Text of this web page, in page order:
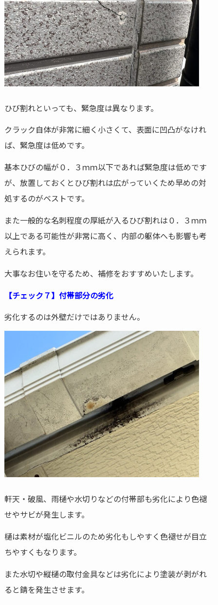
ひび割れといっても、緊急度は異なります。
クラック自体が非常に細く小さくて、表面に凹凸がなけれ
ば、緊急度は低めです。
基本ひびの幅が０．３ｍｍ以下であれば緊急度は低めです
が、放置しておくとひび割れは広がっていくため早めの対
処するのがベストです。
また一般的な名刺程度の厚紙が入るひび割れは０．３ｍｍ
以上である可能性が非常に高く、内部の躯体へも影響も考
えられます。
大事なお住いを守るため、補修をおすすめいたします。
【チェック７】付帯部分の劣化
劣化するのは外壁だけではありません。
軒天・破風、雨樋や水切りなどの付帯部も劣化により色褪
せやサビが発生します。
樋は素材が塩化ビニルのため劣化もしやすく色褪せが目立
ちやすくもなります。
また水切や縦樋の取付金具などは劣化により塗装が剥がれ
ると錆を発生させます。